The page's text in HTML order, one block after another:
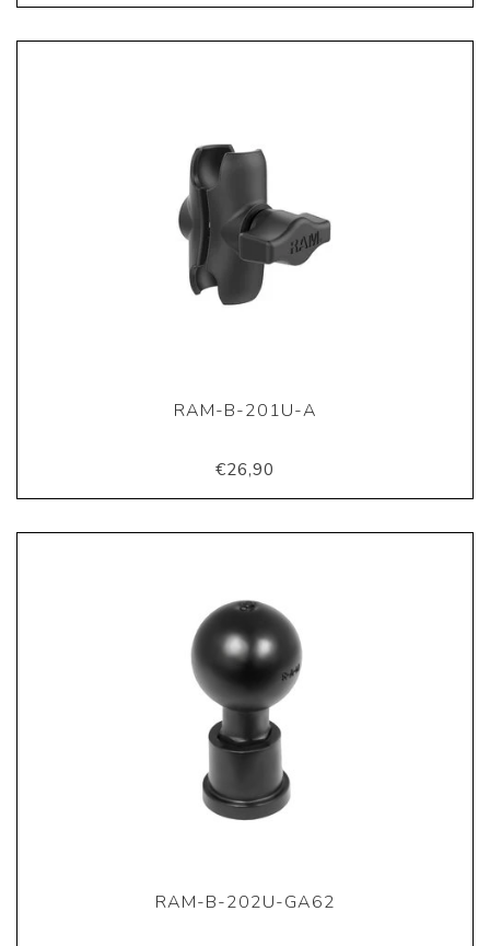
RAM-B-201U-A
€26,90
RAM-B-202U-GA62